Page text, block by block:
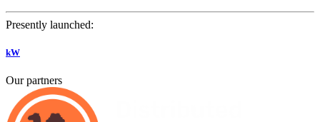
Presently launched:
kW
Our partners